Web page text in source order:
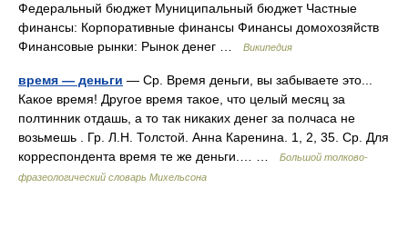
Федеральный бюджет Муниципальный бюджет Частные
финансы: Корпоративные финансы Финансы домохозяйств
Финансовые рынки: Рынок денег …
Википедия
время — деньги — Ср. Время деньги, вы забываете это...
Какое время! Другое время такое, что целый месяц за
полтинник отдашь, а то так никаких денег за полчаса не
возьмешь . Гр. Л.Н. Толстой. Анна Каренина. 1, 2, 35. Ср. Для
корреспондента время те же деньги.… …
Большой толково-
фразеологический словарь Михельсона